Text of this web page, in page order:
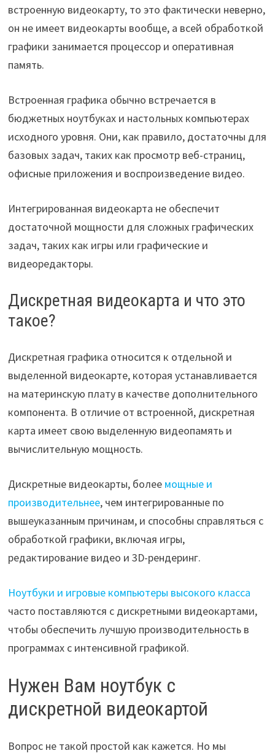
встроенную видеокарту, то это фактически неверно,
он не имеет видеокарты вообще, а всей обработкой
графики занимается процессор и оперативная
память.
Встроенная графика обычно встречается в
бюджетных ноутбуках и настольных компьютерах
исходного уровня. Они, как правило, достаточны для
базовых задач, таких как просмотр веб-страниц,
офисные приложения и воспроизведение видео.
Интегрированная видеокарта не обеспечит
достаточной мощности для сложных графических
задач, таких как игры или графические и
видеоредакторы.
Дискретная видеокарта и что это
такое?
Дискретная графика относится к отдельной и
выделенной видеокарте, которая устанавливается
на материнскую плату в качестве дополнительного
компонента. В отличие от встроенной, дискретная
карта имеет свою выделенную видеопамять и
вычислительную мощность.
Дискретные видеокарты, более мощные и
производительнее, чем интегрированные по
вышеуказанным причинам, и способны справляться с
обработкой графики, включая игры,
редактирование видео и 3D-рендеринг.
Ноутбуки и игровые компьютеры высокого класса
часто поставляются с дискретными видеокартами,
чтобы обеспечить лучшую производительность в
программах с интенсивной графикой.
Нужен Вам ноутбук с
дискретной видеокартой
Вопрос не такой простой как кажется. Но мы